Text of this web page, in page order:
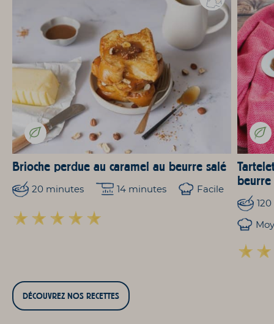
Brioche perdue au caramel au beurre salé
20 minutes 14 minutes Facile
beurre
DÉCOUVREZ NOS RECETTES